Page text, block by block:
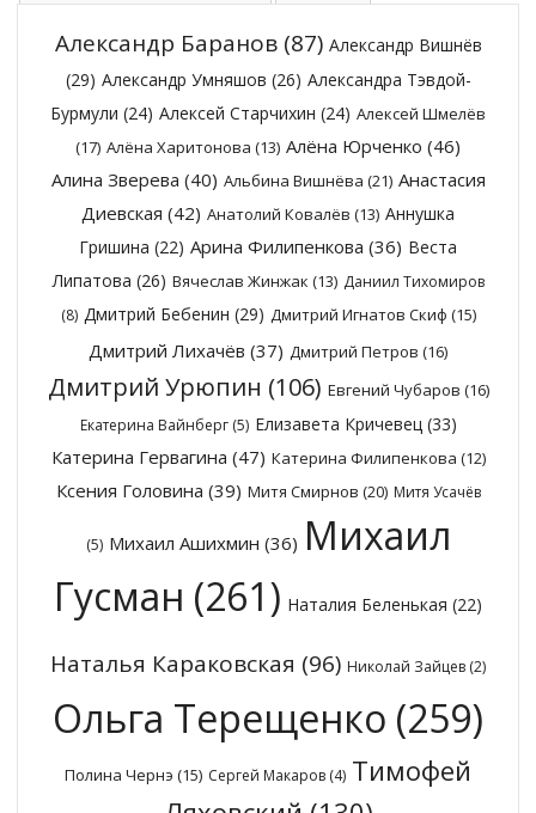
Александр Баранов(87) Александр Вишнёв
(29) Александр Умняшов (26) Александра Тэвдой-
Бурмули (24) Алексей Старчихин (24) Алексей Шмелёв
(17) Алёна Харитонова (13) Алёна Юрченко (46)
Алина Зверева (40) Альбина Вишнёва (21) Анастасия
Диевская (42) Анатолий Ковалёв (13) Аннушка
Гришина (22) Арина Филипенкова (36) Веста
Липатова (26) Вячеслав Жинжак (13) Даниил Тихомиров
(8) Дмитрий Бебенин (29) Дмитрий Игнатов Скиф (15)
Дмитрий Лихачёв (37) Дмитрий Петров (16)
Дмитрий Урюпин (106) Евгений Чубаров (16)
Екатерина Вайнберг(5) Елизавета Кричевец (33)
Катерина Гервагина (47) Катерина Филипенкова (12)
Ксения Головина (39) Митя Смирнов (20) Митя Усачёв
(5) Михаил Ашихмин (36) Михаил
Гусман (261) Наталия Беленькая (22)
Наталья Караковская (96) Николай Зайцев (2)
Ольга Терещенко (259)
Полина Чернэ (15) Сергей Макаров (4) Тимофей